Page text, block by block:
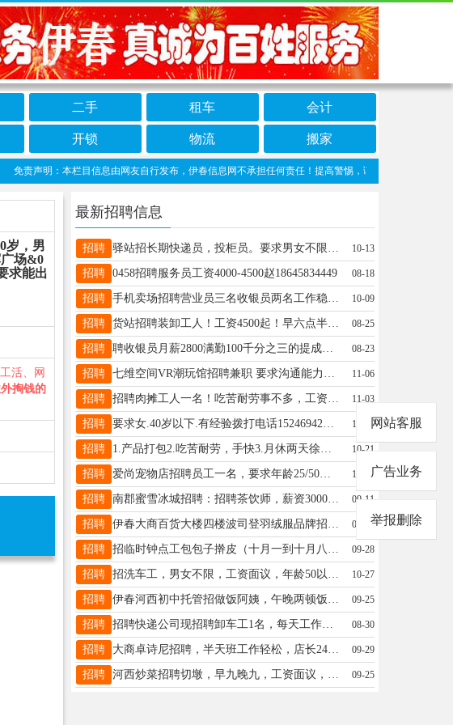
二手 租车 会计
开锁 物流 搬家
免责声明：本栏目信息由网友自行发布，伊春信息网不承担任何责任！提高警惕，谨防诈骗！做推广、做
岁，男
场&0
求能出
活、网
掏钱的
最新招聘信息
招聘 驿站招长期快递员，投柜员。要求男女不限，年龄体力够就行，心细，责任心强。待遇电话联系。另有多个成熟驿站出兑，地理位置优异，设备齐全，每天到货量1000左右，发货30-40件，收入稳定，不愁客源，带有屋内设备，接手能干就是挣钱。有意者联系吴先生13114587976请联系此号码吴先生17758895804 10-13
招聘 0458招聘服务员工资4000-4500赵18645834449 08-18
招聘 手机卖场招聘营业员三名收银员两名工作稳定月休三天联系电话18545486669赵经理18545486669 10-09
招聘 货站招聘装卸工人！工资4500起！早六点半到晚六点！能吃苦耐劳就可以！身体健康！张18645850585 08-25
招聘 聘收银员月薪2800满勤100千分之三的提成月带薪假8-10天包吃包住（节假日不休）；年龄18--33岁、有工作经验者优先电话13354538994颜女士18249892521 08-23
招聘 七维空间VR潮玩馆招聘兼职 要求沟通能力强会基础电脑操作 节假日期间上班、工作轻松、薪资丰厚、有提成奖金 联系方式：13846648173电话微信同步 地址：卓越.万象城三楼电梯右手七维空间VR潮玩馆赵女士13846648173 11-06
招聘 招聘肉摊工人一名！吃苦耐劳事不多，工资3000工作时间早4点半到中午11点半非诚勿扰马先生13384581109 11-03
招聘 要求女.40岁以下.有经验拨打电话15246942939王女士15246942939 10-21
招聘 1.产品打包2.吃苦耐劳，手快3.月休两天徐女士13845872218 10-21
招聘 爱尚宠物店招聘员工一名，要求年龄25/50岁，身体健康，有销售经验的优先考虑，要求有爱心干净利索的，喜欢小动物的！吴女士13704856963 10-09
招聘 南郡蜜雪冰城招聘：招聘茶饮师，薪资3000，满勤300➕提成➕工龄早晚班倒，工作轻松，每月一天带薪休息，非诚勿扰联系电话：13504638113王先生18249880218 09-11
招聘 伊春大商百货大楼四楼波司登羽绒服品牌招聘导购员，要求年龄45岁以下，有服务经验者优先，薪资待遇可到店面谈或电话咨询18645869996或18645868586李先生18645868586 09-28
招聘 招临时钟点工包包子擀皮（十月一到十月八日）早餐店五点到十点（100元）电话13614582949韩13614582949 09-28
招聘 招洗车工，男女不限，工资面议，年龄50以内，身体健康，会开车优先。地址伊春升辉市场附近钟15145825769 10-27
招聘 伊春河西初中托管招做饭阿姨，午晚两顿饭，周末休息，要求人干净，做饭好吃，老板人好事少。联系方式13664588642刘刘13664588642 09-25
招聘 招聘快递公司现招聘卸车工1名，每天工作时间为8.00-12.00，另招聘长工4名，底薪+满勤，有意向者电联：18324689991（请联系此号码）助理19815593613 08-30
招聘 大商卓诗尼招聘，半天班工作轻松，店长2400、3至于3.5提、满半年有工龄～半年50、一年100、5年封顶～法定假日有三薪～2天休息～联系电话：13945882016微信同步，期待您的加入谢女士13945882016 09-29
招聘 河西炒菜招聘切墩，早九晚九，工资面议，电话18745888740刘先生18745888740 09-25
网站客服
广告业务
举报删除